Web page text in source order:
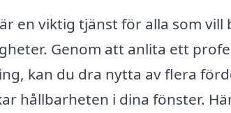
en viktig tjänst för alla som
Genom att anlita ett
kan du dra nytta av flera
hållbarheten i dina fönster.